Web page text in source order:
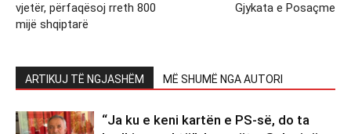
vjetër, përfaqësoj rreth 800
mijë shqiptarë
Gjykata e Posaçme
ARTIKUJ TË NGJASHËM MË SHUMË NGA AUTORI
“Ja ku e keni kartën e PS-së, do ta